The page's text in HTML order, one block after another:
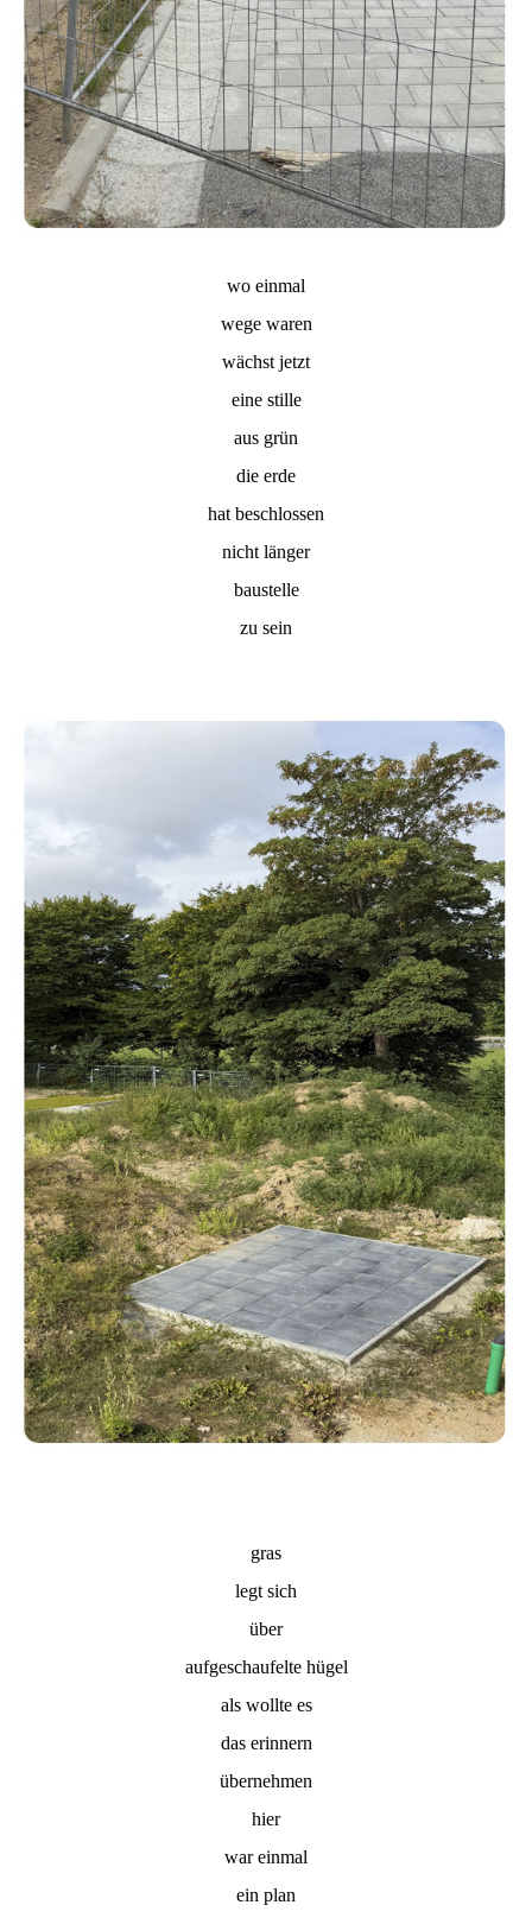
wo einmal
wege waren
wächst jetzt
eine stille
aus grün
die erde
hat beschlossen
nicht länger
baustelle
zu sein
gras
legt sich
über
aufgeschaufelte hügel
als wollte es
das erinnern
übernehmen
hier
war einmal
ein plan